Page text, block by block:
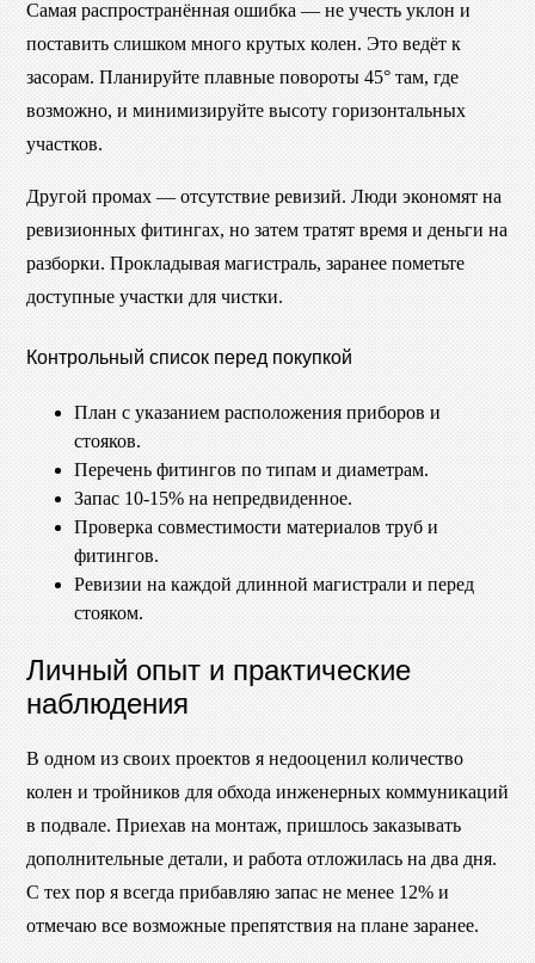
Самая распространённая ошибка — не учесть уклон и
поставить слишком много крутых колен. Это ведёт к
засорам. Планируйте плавные повороты 45° там, где
возможно, и минимизируйте высоту горизонтальных
участков.
Другой промах — отсутствие ревизий. Люди экономят на
ревизионных фитингах, но затем тратят время и деньги на
разборки. Прокладывая магистраль, заранее пометьте
доступные участки для чистки.
Контрольный список перед покупкой
План с указанием расположения приборов и
стояков.
Перечень фитингов по типам и диаметрам.
Запас 10-15% на непредвиденное.
Проверка совместимости материалов труб и
фитингов.
Ревизии на каждой длинной магистрали и перед
стояком.
Личный опыт и практические
наблюдения
В одном из своих проектов я недооценил количество
колен и тройников для обхода инженерных коммуникаций
в подвале. Приехав на монтаж, пришлось заказывать
дополнительные детали, и работа отложилась на два дня.
С тех пор я всегда прибавляю запас не менее 12% и
отмечаю все возможные препятствия на плане заранее.